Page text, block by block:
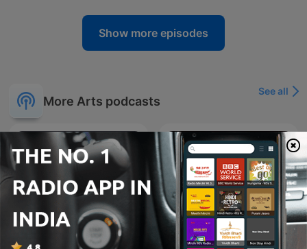
Show more episodes
More Arts podcasts
See all